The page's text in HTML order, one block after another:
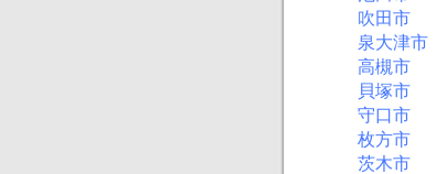
吹田市
泉大津市
高槻市
貝塚市
守口市
枚方市
茨木市